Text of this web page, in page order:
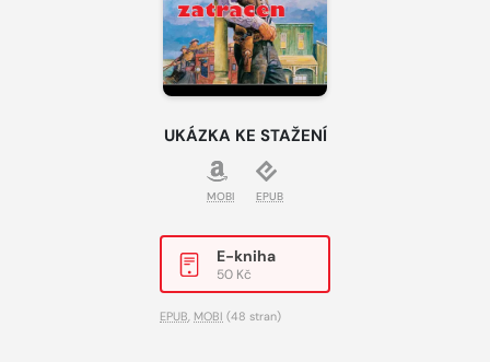
UKÁZKA KE STAŽENÍ
MOBI EPUB
E-kniha
50 Kč
EPUB, MOBI (48 stran)